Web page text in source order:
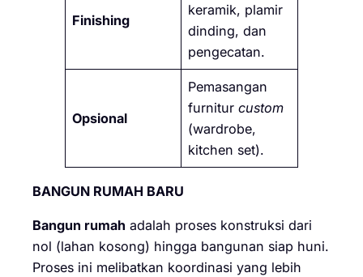
Finishing
keramik, plamir
dinding, dan
pengecatan.
Opsional
Pemasangan
furniturcustom
(wardrobe,
kitchen set).
BANGUN RUMAH BARU
Bangun rumah adalah proses konstruksi dari
nol (lahan kosong) hingga bangunan siap huni.
Proses ini melibatkan koordinasi yang lebih